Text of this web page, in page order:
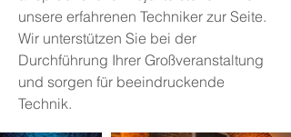
unsere erfahrenen Techniker zur Seite.
Wir unterstützen Sie bei der
Durchführung Ihrer Großveranstaltung
und sorgen für beeindruckende
Technik.